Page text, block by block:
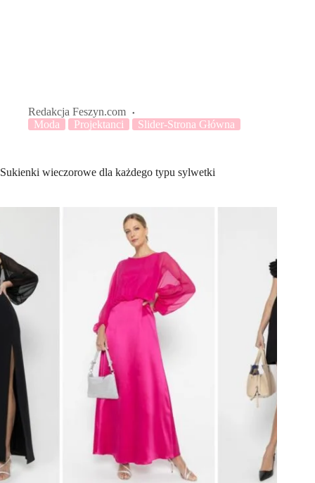
Redakcja Feszyn.com
Moda
Projektanci Slider-Strona Główna
Sukienki wieczorowe dla każdego typu sylwetki